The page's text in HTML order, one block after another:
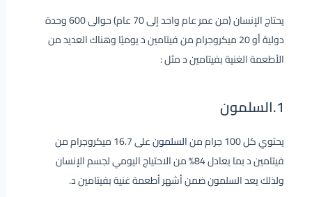
يحتاج الإنسان (من عمر عام واحد إلى 70 عام) حوالى 600 وحدة
دولية أو 20 ميكروجرام من فيتامين د يوميًا وهناك العديد من
الأطعمة الغنية بفيتامين د مثل :
1.السلمون
يحتوي كل 100 جرام من السلمون
على 16.7 ميكروجرام من
فيتامين د بما يعادل 84% من الاحتياج اليومي لجسم الإنسان
ولذلك يعد السلمون ضمن أشهر أطعمة غنية بفيتامين د.